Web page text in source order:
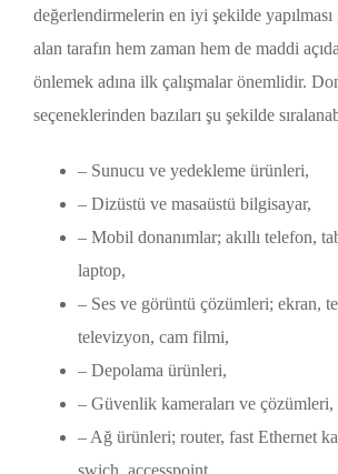
değerlendirmelerin en iyi şekilde
alan tarafın hem zaman hem de maddi
önlemek adına ilk çalışmalar önemlidir.
seçeneklerinden bazıları şu şekilde
– Sunucu ve yedekleme ürünleri,
– Dizüstü ve masaüstü bilgisayar,
– Mobil donanımlar; akıllı telefon,
laptop,
– Ses ve görüntü çözümleri; ekran,
televizyon, cam filmi,
– Depolama ürünleri,
– Güvenlik kameraları ve çözümleri,
– Ağ ürünleri; router, fast Ethernet